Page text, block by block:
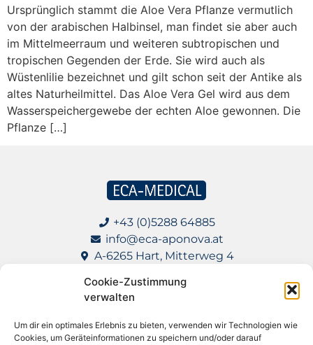
Cookie-Zustimmung
verwalten
Um dir ein optimales Erlebnis zu bieten, verwenden wir Technologien wie
Cookies, um Geräteinformationen zu speichern und/oder darauf
Ursprünglich stammt die Aloe Vera Pflanze vermutlich
von der arabischen Halbinsel, man findet sie aber auch
im Mittelmeerraum und weiteren subtropischen und
tropischen Gegenden der Erde. Sie wird auch als
Wüstenlilie bezeichnet und gilt schon seit der Antike als
altes Naturheilmittel. Das Aloe Vera Gel wird aus dem
Wasserspeichergewebe der echten Aloe gewonnen. Die
Pflanze […]
+43 (0)5288 64885
info@eca-aponova.at
A-6265 Hart, Mitterweg 4
Impressum
Datenschutz